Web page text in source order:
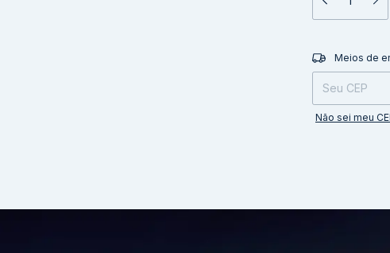
Entregas para o
Meios de
Não sei meu